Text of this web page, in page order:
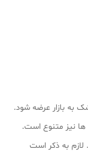
به بازار عرضه شود.
ها نیز متنوع است.
به ذکر است